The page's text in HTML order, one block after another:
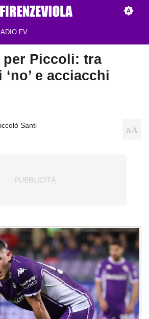
FV
per Piccoli: tra
e acciacchi
Santi